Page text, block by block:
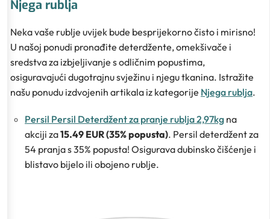
Njega rublja
Neka vaše rublje uvijek bude besprijekorno čisto i mirisno!
U našoj ponudi pronađite deterdžente, omekšivače i
sredstva za izbjeljivanje s odličnim popustima,
osiguravajući dugotrajnu svježinu i njegu tkanina. Istražite
našu ponudu izdvojenih artikala iz kategorije Njega rublja.
Persil Persil Deterdžent za pranje rublja 2,97kg na
akciji za15.49 EUR (35% popusta). Persil deterdžent za
54 pranja s 35% popusta! Osigurava dubinsko čišćenje i
blistavo bijelo ili obojeno rublje.